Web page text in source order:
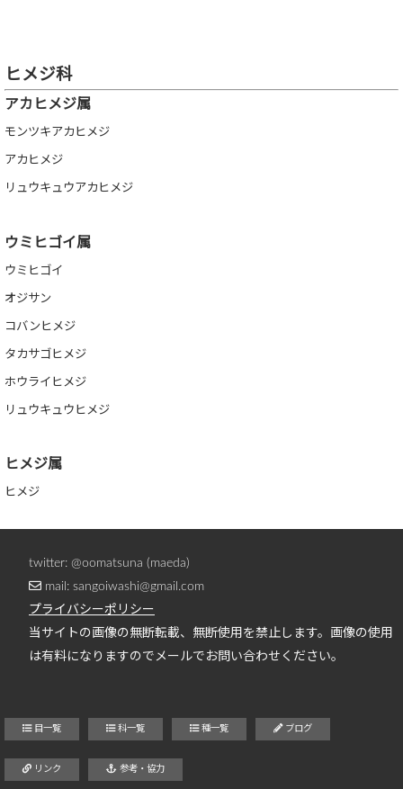
ヒメジ科
アカヒメジ属
モンツキアカヒメジ
アカヒメジ
リュウキュウアカヒメジ
ウミヒゴイ属
ウミヒゴイ
オジサン
コバンヒメジ
タカサゴヒメジ
ホウライヒメジ
リュウキュウヒメジ
ヒメジ属
ヒメジ
twitter: @oomatsuna (maeda)
mail: sangoiwashi@gmail.com
プライバシーポリシー
当サイトの画像の無断転載、無断使用を禁止します。画像の使用
は有料になりますのでメールでお問い合わせください。
目一覧 科一覧 種一覧 ブログ
リンク 参考・協力